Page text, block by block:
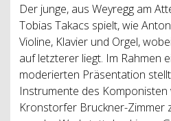
Der junge, aus Weyregg am
Tobias Takacs spielt, wie
Violine, Klavier und Orgel,
auf letzterer liegt. Im Rahmen
moderierten Präsentation
Instrumente des Komponisten
Kronstorfer Bruckner-Zimmer